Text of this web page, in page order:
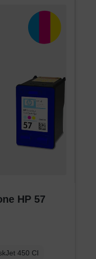
HP 57
450 CI